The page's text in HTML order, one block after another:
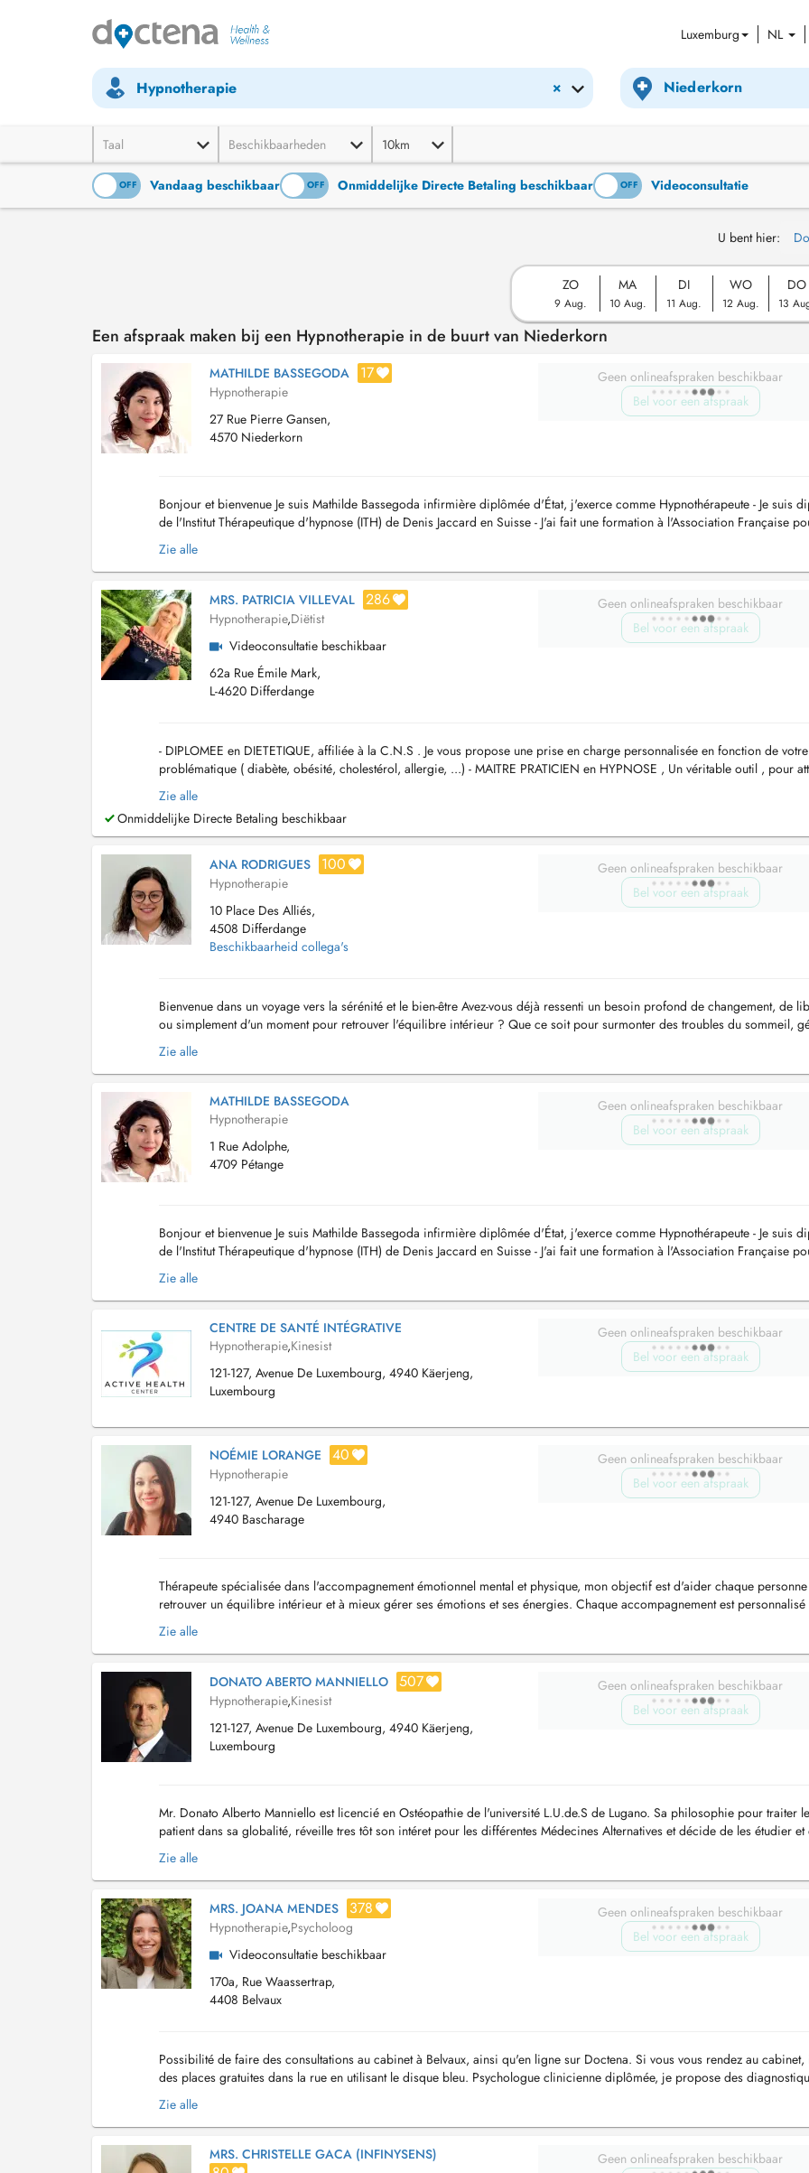
Luxemburg NL
×
Hypnotherapie
Taal Beschikbaarheden 10km
OFF Vandaag beschikbaar
ON OFF Onmiddelijke Directe Betaling beschikbaar
ON OFF Videoconsultatie
U bent hier:
ZO
9 Aug.
MA
10 Aug.
DI
11 Aug.
WO
12 Aug.
DO
13
Een afspraak maken bij een Hypnotherapie in de buurt van Niederkorn
MATHILDE BASSEGODA 17
Hypnotherapie
27 Rue Pierre Gansen,
4570 Niederkorn
Geen onlineafspraken beschikbaar
Bel voor een afspraak
Bonjour et bienvenue Je suis Mathilde Bassegoda infirmière diplômée d'État, j'exerce comme Hypnothérapeute - Je suis
de l'Institut Thérapeutique d'hypnose (ITH) de Denis Jaccard en Suisse - J'ai fait une formation à l'Association Française
l'Etude de l'Hypnose Médicale (AFEHM) à P...
Zie alle
MRS. PATRICIA VILLEVAL 286
Hypnotherapie,Diëtist
Videoconsultatie beschikbaar
62a Rue Émile Mark,
L-4620 Differdange
Geen onlineafspraken beschikbaar
Bel voor een afspraak
- DIPLOMEE en DIETETIQUE, affiliée à la C.N.S . Je vous propose une prise en charge personnalisée en fonction de votre
problématique ( diabète, obésité, cholestérol, allergie, ...) - MAITRE PRATICIEN en HYPNOSE , Un véritable outil , pour
vos objectifs : mincir, sevrage tabagique, stre...
Zie alle
Onmiddelijke Directe Betaling beschikbaar
ANA RODRIGUES 100
Hypnotherapie
10 Place Des Alliés,
4508 Differdange
Beschikbaarheid collega's
Geen onlineafspraken beschikbaar
Bel voor een afspraak
Bienvenue dans un voyage vers la sérénité et le bien-être Avez-vous déjà ressenti un besoin profond de changement, de
ou simplement d'un moment pour retrouver l'équilibre intérieur ? Que ce soit pour surmonter des troubles du sommeil,
lanxiété, les traumatismes, ou la dépression,...
Zie alle
MATHILDE BASSEGODA
Hypnotherapie
1 Rue Adolphe,
4709 Pétange
Geen onlineafspraken beschikbaar
Bel voor een afspraak
Bonjour et bienvenue Je suis Mathilde Bassegoda infirmière diplômée d'État, j'exerce comme Hypnothérapeute - Je suis
de l'Institut Thérapeutique d'hypnose (ITH) de Denis Jaccard en Suisse - J'ai fait une formation à l'Association Française
l'Etude de l'Hypnose Médicale (AFEHM) à P...
Zie alle
CENTRE DE SANTÉ INTÉGRATIVE
Hypnotherapie,Kinesist
121-127, Avenue De Luxembourg, 4940 Käerjeng,
Luxembourg
Geen onlineafspraken beschikbaar
Bel voor een afspraak
NOÉMIE LORANGE 40
Hypnotherapie
121-127, Avenue De Luxembourg,
4940 Bascharage
Geen onlineafspraken beschikbaar
Bel voor een afspraak
Thérapeute spécialisée dans l'accompagnement émotionnel mental et physique, mon objectif est d'aider chaque
retrouver un équilibre intérieur et à mieux gérer ses émotions et ses énergies. Chaque accompagnement est personnalisé
vos besoins, pour vous permettre de retrouver sérénit...
Zie alle
DONATO ABERTO MANNIELLO 507
Hypnotherapie,Kinesist
121-127, Avenue De Luxembourg, 4940 Käerjeng,
Luxembourg
Geen onlineafspraken beschikbaar
Bel voor een afspraak
Mr. Donato Alberto Manniello est licencié en Ostéopathie de l'université L.U.de.S de Lugano. Sa philosophie pour traiter le
patient dans sa globalité, réveille tres tôt son intéret pour les différentes Médecines Alternatives et décide de les étudier et
pratiquer de maniere exhaustive. Il fa...
Zie alle
MRS. JOANA MENDES 378
Hypnotherapie,Psycholoog
Videoconsultatie beschikbaar
170a, Rue Waassertrap,
4408 Belvaux
Geen onlineafspraken beschikbaar
Bel voor een afspraak
Possibilité de faire des consultations au cabinet à Belvaux, ainsi qu'en ligne sur Doctena. Si vous vous rendez au cabinet,
des places gratuites dans la rue en utilisant le disque bleu. Psychologue clinicienne diplômée, je propose des
ainsi qu'un accompagnement personnalisé ...
Zie alle
MRS. CHRISTELLE GACA (INFINYSENS)
Geen onlineafspraken beschikbaar